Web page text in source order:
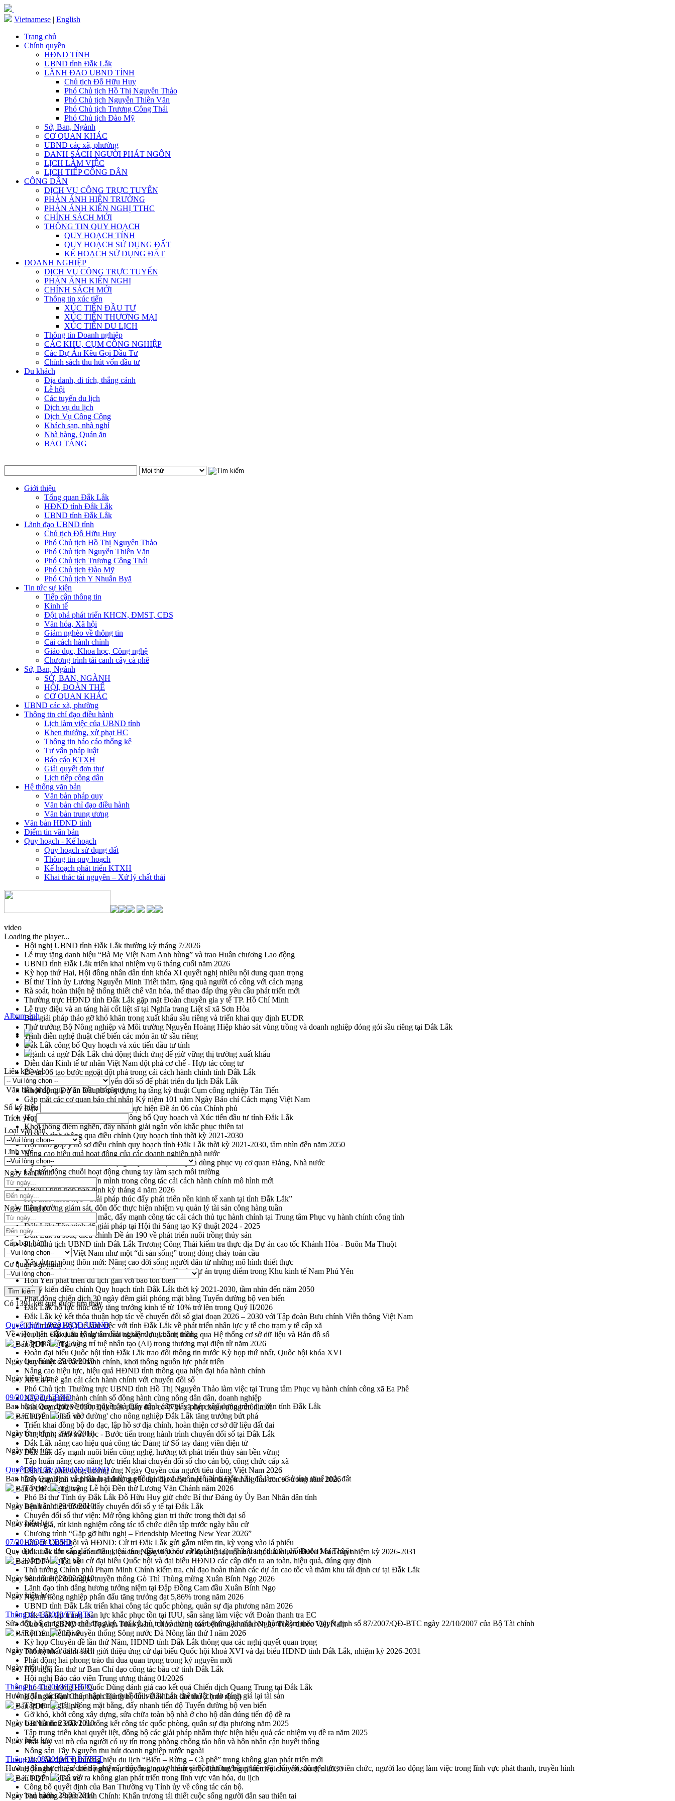
Vietnamese | English
Trang chủ
Chính quyền
HĐND TỈNH
UBND tỉnh Đắk Lắk
LÃNH ĐẠO UBND TỈNH
Chủ tịch Đỗ Hữu Huy
Phó Chủ tịch Hồ Thị Nguyên Thảo
Phó Chủ tịch Nguyễn Thiên Văn
Phó Chủ tịch Trương Công Thái
Phó Chủ tịch Đào Mỹ
Sở, Ban, Ngành
CƠ QUAN KHÁC
UBND các xã, phường
DANH SÁCH NGƯỜI PHÁT NGÔN
LỊCH LÀM VIỆC
LỊCH TIẾP CÔNG DÂN
CÔNG DÂN
DỊCH VỤ CÔNG TRỰC TUYẾN
PHẢN ÁNH HIỆN TRƯỜNG
PHẢN ÁNH KIẾN NGHỊ TTHC
CHÍNH SÁCH MỚI
THÔNG TIN QUY HOẠCH
QUY HOẠCH TỈNH
QUY HOẠCH SỬ DỤNG ĐẤT
KẾ HOẠCH SỬ DỤNG ĐẤT
DOANH NGHIỆP
DỊCH VỤ CÔNG TRỰC TUYẾN
PHẢN ÁNH KIẾN NGHỊ
CHÍNH SÁCH MỚI
Thông tin xúc tiến
XÚC TIẾN ĐẦU TƯ
XÚC TIẾN THƯƠNG MẠI
XÚC TIẾN DU LỊCH
Thông tin Doanh nghiệp
CÁC KHU, CỤM CÔNG NGHIỆP
Các Dự Án Kêu Gọi Đầu Tư
Chính sách thu hút vốn đầu tư
Du khách
Địa danh, di tích, thắng cảnh
Lễ hội
Các tuyến du lịch
Dịch vụ du lịch
Dịch Vụ Công Cộng
Khách sạn, nhà nghỉ
Nhà hàng, Quán ăn
BẢO TÀNG
Giới thiệu
Tổng quan Đắk Lắk
HĐND tỉnh Đắk Lắk
UBND tỉnh Đắk Lắk
Lãnh đạo UBND tỉnh
Chủ tịch Đỗ Hữu Huy
Phó Chủ tịch Hồ Thị Nguyên Thảo
Phó Chủ tịch Nguyễn Thiên Văn
Phó Chủ tịch Trương Công Thái
Phó Chủ tịch Đào Mỹ
Phó Chủ tịch Y Nhuân Byă
Tin tức sự kiện
Tiếp cận thông tin
Kinh tế
Đột phá phát triển KHCN, ĐMST, CĐS
Văn hóa, Xã hội
Giảm nghèo về thông tin
Cải cách hành chính
Giáo dục, Khoa học, Công nghệ
Chương trình tái canh cây cà phê
Sở, Ban, Ngành
SỞ, BAN, NGÀNH
HỘI, ĐOÀN THỂ
CƠ QUAN KHÁC
UBND các xã, phường
Thông tin chỉ đạo điều hành
Lịch làm việc của UBND tỉnh
Khen thưởng, xử phạt HC
Thông tin báo cáo thống kê
Tư vấn pháp luật
Báo cáo KTXH
Giải quyết đơn thư
Lịch tiếp công dân
Hệ thống văn bản
Văn bản pháp quy
Văn bản chỉ đạo điều hành
Văn bản trung ương
Văn bản HĐND tỉnh
Điểm tin văn bản
Quy hoạch - Kế hoạch
Quy hoạch sử dụng đất
Thông tin quy hoạch
Kế hoạch phát triển KTXH
Khai thác tài nguyên – Xử lý chất thải
video
Loading the player...
Hội nghị UBND tỉnh Đắk Lắk thường kỳ tháng 7/2026
Lễ truy tặng danh hiệu “Bà Mẹ Việt Nam Anh hùng” và trao Huân chương Lao động
UBND tỉnh Đắk Lắk triển khai nhiệm vụ 6 tháng cuối năm 2026
Kỳ họp thứ Hai, Hội đồng nhân dân tỉnh khóa XI quyết nghị nhiều nội dung quan trọng
Bí thư Tỉnh ủy Lương Nguyễn Minh Triết thăm, tặng quà người có công với cách mạng
Rà soát, hoàn thiện hệ thống thiết chế văn hóa, thể thao đáp ứng yêu cầu phát triển mới
Thường trực HĐND tỉnh Đắk Lắk gặp mặt Đoàn chuyên gia y tế TP. Hồ Chí Minh
Lễ truy điệu và an táng hài cốt liệt sĩ tại Nghĩa trang Liệt sĩ xã Sơn Hòa
Bàn giải pháp tháo gỡ khó khăn trong xuất khẩu sầu riêng và triển khai quy định EUDR
Thứ trưởng Bộ Nông nghiệp và Môi trường Nguyễn Hoàng Hiệp khảo sát vùng trồng và doanh nghiệp đóng gói sầu riêng tại Đắk Lắk
Trình diễn nghệ thuật chế biến các món ăn từ sầu riêng
Đắk Lắk công bố Quy hoạch và xúc tiến đầu tư tỉnh
Ngành cá ngừ Đắk Lắk chủ động thích ứng để giữ vững thị trường xuất khẩu
Diễn đàn Kinh tế tư nhân Việt Nam đột phá cơ chế - Hợp tác công tư
Đề án 06 tạo bước ngoặt đột phá trong cải cách hành chính tỉnh Đắk Lắk
Kết nối tour, đẩy mạnh chuyển đổi số để phát triển du lịch Đắk Lắk
Khởi động Dự án Đầu tư xây dựng hạ tầng kỹ thuật Cụm công nghiệp Tân Tiến
Gặp mặt các cơ quan báo chí nhân Kỷ niệm 101 năm Ngày Báo chí Cách mạng Việt Nam
Đắk Lắk sơ kết 4 năm triển khai thực hiện Đề án 06 của Chính phủ
Họp báo thông tin về Hội nghị Công bố Quy hoạch và Xúc tiến đầu tư tỉnh Đắk Lắk
Khơi thông điểm nghẽn, đẩy nhanh giải ngân vốn khắc phục thiên tai
HĐND tỉnh thông qua điều chỉnh Quy hoạch tỉnh thời kỳ 2021-2030
Hội thảo góp ý hồ sơ điều chỉnh quy hoạch tỉnh Đắk Lắk thời kỳ 2021-2030, tầm nhìn đến năm 2050
Nâng cao hiệu quả hoạt động của các doanh nghiệp nhà nước
Hội nghị triển khai kết nối mạng truyền số liệu chuyên dùng phục vụ cơ quan Đảng, Nhà nước
Lễ phát động chuỗi hoạt động chung tay làm sạch môi trường
Xã Ea Kar bước chuyển mình trong công tác cải cách hành chính mô hình mới
UBND tỉnh họp báo định kỳ tháng 4 năm 2026
Hội thảo khoa học “Giải pháp thúc đẩy phát triển nền kinh tế xanh tại tỉnh Đắk Lắk”
Tăng cường giám sát, đôn đốc thực hiện nhiệm vụ quản lý tài sản công hàng tuần
Tháo gỡ những vướng mắc, đẩy mạnh công tác cải cách thủ tục hành chính tại Trung tâm Phục vụ hành chính công tỉnh
Đắk Lắk: Tôn vinh 46 giải pháp tại Hội thi Sáng tạo Kỹ thuật 2024 - 2025
Đắk Lắk rà soát, điều chỉnh Đề án 190 về phát triển nuôi trồng thủy sản
Phó Chủ tịch UBND tỉnh Đắk Lắk Trương Công Thái kiểm tra thực địa Dự án cao tốc Khánh Hòa - Buôn Ma Thuột
Định vị cà phê Việt Nam như một “di sản sống” trong dòng chảy toàn cầu
Xây dựng nông thôn mới: Nâng cao đời sống người dân từ những mô hình thiết thực
Quyết liệt tháo gỡ vướng mắc, đẩy nhanh tiến độ các dự án trọng điểm trong Khu kinh tế Nam Phú Yên
Hòn Yến phát triển du lịch gắn với bảo tồn biển
Lấy ý kiến điều chỉnh Quy hoạch tỉnh Đắk Lắk thời kỳ 2021-2030, tầm nhìn đến năm 2050
Phát động chiến dịch 30 ngày đêm giải phóng mặt bằng Tuyến đường bộ ven biển
Đắk Lắk nỗ lực thúc đẩy tăng trưởng kinh tế từ 10% trở lên trong Quý II/2026
Đắk Lắk ký kết thỏa thuận hợp tác về chuyển đổi số giai đoạn 2026 – 2030 với Tập đoàn Bưu chính Viễn thông Việt Nam
Thứ trưởng Bộ Y tế làm việc với tỉnh Đắk Lắk về phát triển nhân lực y tế cho trạm y tế cấp xã
Du lịch Đắk Lắk nâng tầm trải nghiệm du khách thông qua Hệ thống cơ sở dữ liệu và Bản đồ số
Tập huấn ứng dụng trí tuệ nhân tạo (AI) trong thương mại điện tử năm 2026
Đoàn đại biểu Quốc hội tỉnh Đắk Lắk trao đổi thông tin trước Kỳ họp thứ nhất, Quốc hội khóa XVI
Quyết liệt cải cách hành chính, khơi thông nguồn lực phát triển
Nâng cao hiệu lực, hiệu quả HĐND tỉnh thông qua hiện đại hóa hành chính
Xã Ea Phê gắn cải cách hành chính với chuyển đổi số
Phó Chủ tịch Thường trực UBND tỉnh Hồ Thị Nguyên Thảo làm việc tại Trung tâm Phục vụ hành chính công xã Ea Phê
Xây dựng nền hành chính số đồng hành cùng nông dân dân, doanh nghiệp
Giai đoạn 2026-2030, Đắk Lắk phấn đấu có 77% xã đạt chuẩn nông thôn mới
Chuyển đổi số 'mở đường' cho nông nghiệp Đắk Lắk tăng trưởng bứt phá
Triển khai đồng bộ đo đạc, lập hồ sơ địa chính, hoàn thiện cơ sở dữ liệu đất đai
Ứng dụng sinh trắc học - Bước tiến trong hành trình chuyển đổi số tại Đắk Lắk
Đắk Lắk nâng cao hiệu quả công tác Đảng từ Sổ tay đảng viên điện tử
Đắk Lắk đẩy mạnh nuôi biển công nghệ, hướng tới phát triển thủy sản bền vững
Tập huấn nâng cao năng lực triển khai chuyển đổi số cho cán bộ, công chức cấp xã
Đắk Lắk phát động hưởng ứng Ngày Quyền của người tiêu dùng Việt Nam 2026
Đẩy mạnh cải cách hành chính, quyết tâm đạt được mục tiêu tăng trưởng hai con số trong năm 2026
Tổ chức trang trọng Lễ hội Đền thờ Lương Văn Chánh năm 2026
Phó Bí thư Tỉnh ủy Đắk Lắk Đỗ Hữu Huy giữ chức Bí thư Đảng ủy Ủy Ban Nhân dân tỉnh
Bệnh án điện tử thúc đẩy chuyển đổi số y tế tại Đắk Lắk
Chuyển đổi số thư viện: Mở rộng không gian tri thức trong thời đại số
Đánh giá, rút kinh nghiệm công tác tổ chức diễn tập trước ngày bầu cử
Chương trình “Gặp gỡ hữu nghị – Friendship Meeting New Year 2026”
Bầu cử Quốc hội và HĐND: Cử tri Đắk Lắk gửi gắm niềm tin, kỳ vọng vào lá phiếu
Đắk Lắk sẵn sàng các điều kiện cho Ngày hội bầu cử đại biểu Quốc hội khóa XVI và HĐND các cấp nhiệm kỳ 2026-2031
Đảm bảo cuộc bầu cử đại biểu Quốc hội và đại biểu HĐND các cấp diễn ra an toàn, hiệu quả, đúng quy định
Thủ tướng Chính phủ Phạm Minh Chính kiểm tra, chỉ đạo hoàn thành các dự án cao tốc và thăm khu tái định cư tại Đắk Lắk
Sôi nổi Hội đua ngựa truyền thống Gò Thì Thùng mừng Xuân Bính Ngọ 2026
Lãnh đạo tỉnh dâng hương tưởng niệm tại Đập Đồng Cam đầu Xuân Bính Ngọ
Ngành nông nghiệp phấn đấu tăng trưởng đạt 5,86% trong năm 2026
UBND tỉnh Đắk Lắk triển khai công tác quốc phòng, quân sự địa phương năm 2026
Đắk Lắk tập trung toàn lực khắc phục tồn tại IUU, sẵn sàng làm việc với Đoàn thanh tra EC
Chủ tịch UBND tỉnh Tạ Anh Tuấn thăm, chúc mừng các bệnh viện nhân Ngày Thầy thuốc Việt Nam
Rộn ràng lễ hội truyền thống Sông nước Đà Nông lần thứ I năm 2026
Kỳ họp Chuyên đề lần thứ Năm, HĐND tỉnh Đắk Lắk thông qua các nghị quyết quan trọng
Thống nhất danh sách giới thiệu ứng cử đại biểu Quốc hội khoá XVI và đại biểu HĐND tỉnh Đắk Lắk, nhiệm kỳ 2026-2031
Phát động hai phong trào thi đua quan trọng trong kỷ nguyên mới
Hội nghị lần thứ tư Ban Chỉ đạo công tác bầu cử tỉnh Đắk Lắk
Hội nghị Báo cáo viên Trung ương tháng 01/2026
Phó Thủ tướng Hồ Quốc Dũng đánh giá cao kết quả Chiến dịch Quang Trung tại Đắk Lắk
Hội nghị Ban Chấp hành Đảng bộ tỉnh Đắk Lắk lần thứ 2 (mở rộng)
Tập trung giải phóng mặt bằng, đẩy nhanh tiến độ Tuyến đường bộ ven biển
Gỡ khó, khởi công xây dựng, sửa chữa toàn bộ nhà ở cho hộ dân đúng tiến độ đề ra
UBND tỉnh Đắk Lắk tổng kết công tác quốc phòng, quân sự địa phương năm 2025
Tập trung triển khai quyết liệt, đồng bộ các giải pháp nhằm thực hiện hiệu quả các nhiệm vụ đề ra năm 2025
Phát huy vai trò của người có uy tín trong phòng chống tảo hôn và hôn nhân cận huyết thống
Nông sản Tây Nguyên thu hút doanh nghiệp nước ngoài
Đắk Lắk định vị thương hiệu du lịch “Biển – Rừng – Cà phê” trong không gian phát triển mới
Hội nghị chia sẻ kinh nghiệm, chuyển giao kỹ thuật y tế, định hướng phát triển chuyên sâu đến 2030
Chuyển đổi số mở ra không gian phát triển trong lĩnh vực văn hóa, du lịch
Công bố quyết định của Ban Thường vụ Tỉnh ủy về công tác cán bộ.
Thủ tướng Phạm Minh Chính: Khẩn trương tái thiết cuộc sống người dân sau thiên tai
Album ảnh
Liên kết web
Văn bản pháp quy Văn bản pháp quy
Số ký hiệu
Trích yếu
Loại văn bản
Lĩnh vực
Ngày ban hành
Ngày hiệu lực
Cấp ban hành
Cơ quan ban hành
Có 1391kết quả được tìm thấy
Quyết định 10/2010/QĐ-UBND
Về việc phân cấp quản lý dự án đầu tư xây dựng công trình
Bản PDF
Tải về
Ngày ban hành:29/03/2010
Ngày hiệu lực:
09/2010/QĐ-UBND
Ban hành Quy định về thẩm quyền và Quy trình cấp giấy phép xây dựng trên địa bàn tỉnh Đắk Lắk
Bản PDF
Tải về
Ngày ban hành: 29/03/2010
Ngày hiệu lực:
Quyết định 08/2010/QĐ-UBND
Ban hành Quy định về phân loại đường phố tại thị xã Buôn Hồ, tỉnh Đắk Lắk để làm cơ sở tính thuế nhà, đất
Bản PDF
Tải về
Ngày ban hành:29/03/2010
Ngày hiệu lực:
07/2010/QĐ-UBND
Quy định mức thu cấp đất an táng, cải táng đầu tư có cơ sở hạ tầng tại nghĩa trang thành phố Buôn Ma Thuột
Bản PDF
Tải về
Ngày ban hành:29/03/2010
Ngày hiệu lực:
Thông tư 43/2010/TT-BTC
Sửa đổi, bổ sung Quy chế đăng ký, lưu ký, bù trừ và thanh toán chứng khoán ban hành kèm theo Quyết định số 87/2007/QĐ-BTC ngày 22/10/2007 của Bộ Tài chính
Bản PDF
Tải về
Ngày ban hành:25/03/2010
Ngày hiệu lực:
Thông tư 40/2010/TT-BTC
Hướng dẫn xác định thu nhập chịu thuế đối với khoản chênh lệch do đánh giá lại tài sản
Bản PDF
Tải về
Ngày ban hành:23/03/2010
Ngày hiệu lực:
Thông tư 08/2010/TT-BTTTT
Hướng dẫn thực hiện chế độ phụ cấp độc hại, nguy hiểm và bồi dưỡng bằng hiện vật đối với, công chức, viên chức, người lao động làm việc trong lĩnh vực phát thanh, truyền hình
Bản PDF
Tải về
Ngày ban hành:23/03/2010